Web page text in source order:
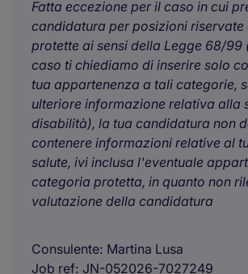
Fatta eccezione per il caso in cui
candidatura per posizioni riservate
protette ai sensi della Legge 68/99
caso ti chiediamo di inserire solo
tua appartenenza a tali categorie,
ulteriore informazione relativa alla
disabilità), la tua candidatura non
contenere informazioni relative al
salute, ivi inclusa l'eventuale
categoria protetta, in quanto non
valutazione della candidatura
Consulente Martina Lusa
Job ref JN-052026-7027249